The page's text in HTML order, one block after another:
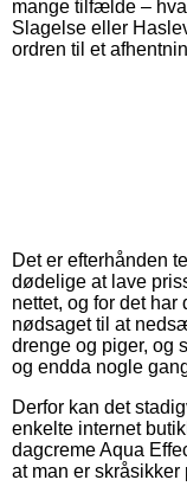
mange tilfælde –
Slagelse eller
ordren til et
Det er efterhånden
dødelige at lave
nettet, og for det
nødsaget til at
drenge og piger, og
og endda nogle
Derfor kan det
enkelte internet
dagcreme Aqua
at man er